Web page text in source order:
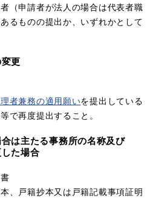
（申請者が法人の場合は代表者職
るものの提出か、いずれかとして
更
者兼務の適用願いを提出している
で再度提出すること。
は主たる事務所の名称及び
た場合
、戸籍抄本又は戸籍記載事項証明